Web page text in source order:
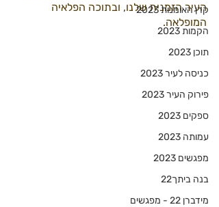
קרן האומנות 2023
הקמות 2023
תוכן 2023
כניסה לעיר 2023
פירוק העיר 2023
ספקים 2023
עמותה 2023
מפגשים 2023
בנה ביתך22
מידברן 22 - מפגשים
העיר הזמנית שלנו, ובתוכה הפלאיה
המופלאה.